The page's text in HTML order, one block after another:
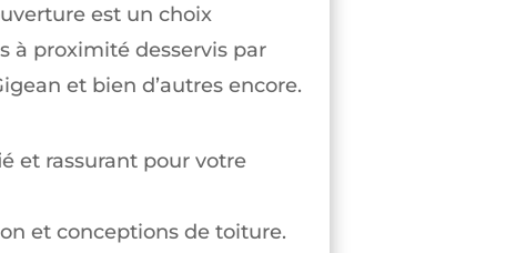
est un choix
à proximité desservis par
et bien d’autres encore.
et rassurant pour votre
et conceptions de toiture.